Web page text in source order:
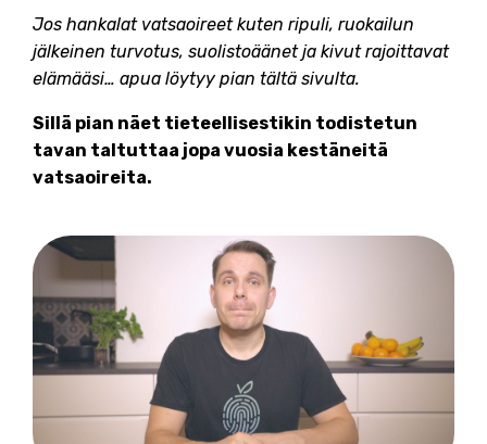
Jos hankalat vatsaoireet kuten ripuli, ruokailun
jälkeinen turvotus, suolistoäänet ja kivut rajoittavat
elämääsi… apua löytyy pian tältä sivulta.
Sillä pian näet tieteellisestikin todistetun
tavan taltuttaa jopa vuosia kestäneitä
vatsaoireita.